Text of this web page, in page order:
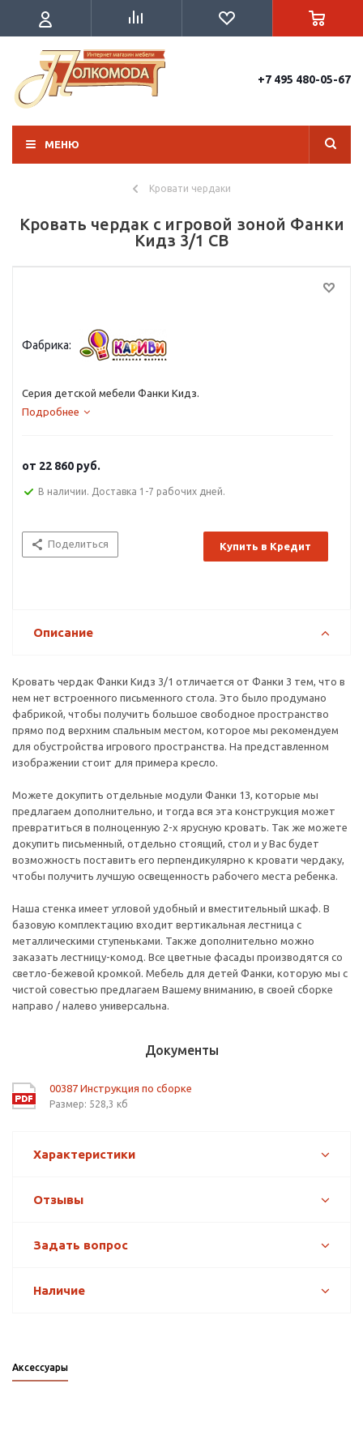
+7 495 480-05-67
МЕНЮ
Кровати чердаки
Кровать чердак с игровой зоной Фанки
Кидз 3/1 СВ
Фабрика:
Серия детской мебели Фанки Кидз.
Подробнее
от 22 860 руб.
В наличии. Доставка 1-7 рабочих дней.
Поделиться Купить в Кредит
Описание
Кровать чердак Фанки Кидз 3/1 отличается от Фанки 3 тем, что в
нем нет встроенного письменного стола. Это было продумано
фабрикой, чтобы получить большое свободное пространство
прямо под верхним спальным местом, которое мы рекомендуем
для обустройства игрового пространства. На представленном
изображении стоит для примера кресло.
Можете докупить отдельные модули Фанки 13, которые мы
предлагаем дополнительно, и тогда вся эта конструкция может
превратиться в полноценную 2-х ярусную кровать. Так же можете
докупить письменный, отдельно стоящий, стол и у Вас будет
возможность поставить его перпендикулярно к кровати чердаку,
чтобы получить лучшую освещенность рабочего места ребенка.
Наша стенка имеет угловой удобный и вместительный шкаф. В
базовую комплектацию входит вертикальная лестница с
металлическими ступеньками. Также дополнительно можно
заказать лестницу-комод. Все цветные фасады производятся со
светло-бежевой кромкой. Мебель для детей Фанки, которую мы с
чистой совестью предлагаем Вашему вниманию, в своей сборке
направо / налево универсальна.
Документы
00387 Инструкция по сборке
Размер: 528,3 кб
Характеристики
Отзывы
Задать вопрос
Наличие
Аксессуары